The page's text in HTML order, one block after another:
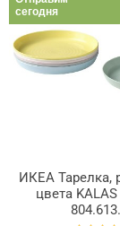
сегодня
ИКЕА Тарелка,
цвета